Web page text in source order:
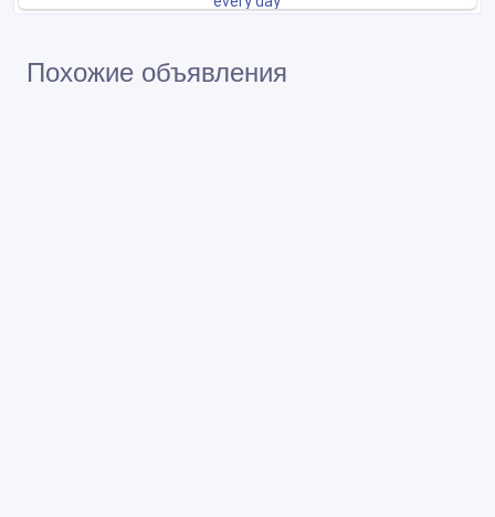
Похожие объявления